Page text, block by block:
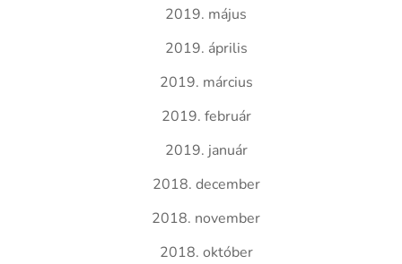
2019. május
2019. április
2019. március
2019. február
2019. január
2018. december
2018. november
2018. október